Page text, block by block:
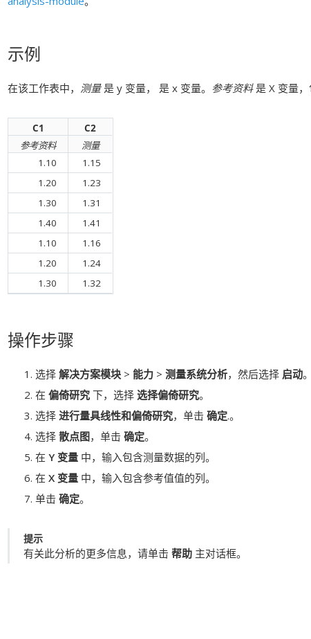
示例
在该工作表中， 测量是 y 变量， 是 x 变量。 参考资料是 X 变量，
C1
C2
参考资料
测量
1.10
1.15
1.20
1.23
1.30
1.31
1.40
1.41
1.10
1.16
1.20
1.24
1.30
1.32
操作步骤
选择 解决方案模块 > 能力 > 测量系统分析，然后选择 启动。
在 偏倚研究 下，选择 选择偏倚研究。
选择 进行量具线性和偏倚研究，单击 确定.。
选择 散点图，单击 确定。
在 Y 变量 中，输入包含测量数据的列。
在 X 变量 中，输入包含参考值值的列。
单击 确定。
提示
有关此分析的更多信息，请单击 帮助 主对话框。